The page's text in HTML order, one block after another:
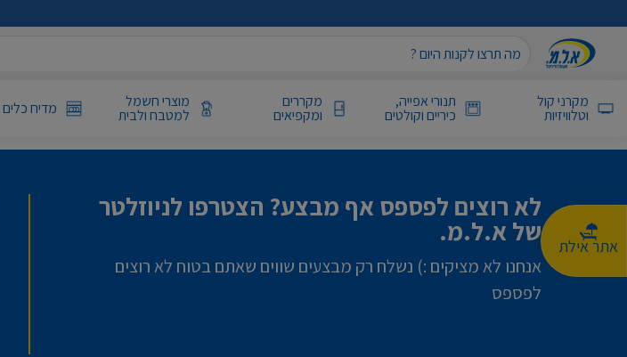
אתר אילת
מקרני קול
וטלוויזיות
תנורי אפייה,
כיריים וקולטים
מקררים
ומקפיאים
מוצרי חשמל
למטבח ולבית מדיח כלים
לא רוצים לפספס אף מבצע? הצטרפו לניוזלטר
של א.ל.מ.
אנחנו לא מציקים :) נשלח רק מבצעים שווים שאתם בטוח לא רוצים
לפספס